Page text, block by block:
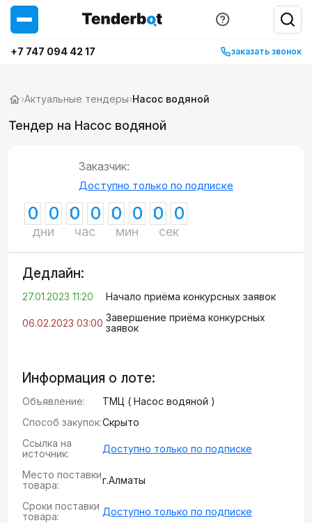
+7 747 094 42 17 заказать звонок
›Актуальные тендеры›Насос водяной
Тендер на Насос водяной
Заказчик:
Доступно только по подписке
0 0
дни
0 0
час
0 0
мин
0 0
сек
Дедлайн:
27.01.2023 11:20 Начало приёма конкурсных заявок
06.02.2023 03:00 Завершение приёма конкурсных
заявок
Информация о лоте:
Объявление:
ТМЦ ( Насос водяной )
Способ закупок:Скрыто
Ссылка на
источник:
Доступно только по подписке
Место поставки
товара:
г.Алматы
Сроки поставки
товара:
Доступно только по подписке